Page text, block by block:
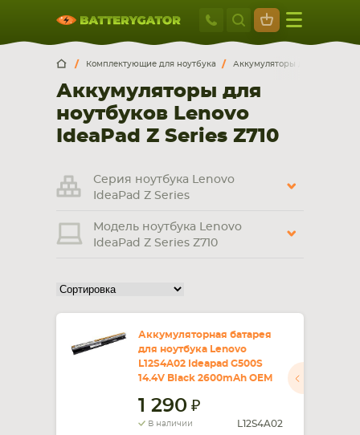
Москва
+7 495 414
Москва Санкт-Петербург
г. Москва, ул. Ткацкая, 5с3 (м. Семеновская)
5 мин. ходьбы от ст.м. “Семеновская”
+7 495 414 28 59
9:00-21:00
смартфона, планшета
Комплектующие для ноутбука Аккумуляторы для ноутбуков
Аккумуляторы для
ноутбуков Lenovo
IdeaPad Z Series Z710
Серия ноутбука Lenovo
IdeaPad Z Series
Модель ноутбука Lenovo
IdeaPad Z Series Z710
Аккумуляторная батарея
для ноутбука Lenovo
L12S4A02 Ideapad G500S
14.4V Black 2600mAh OEM
1 290
В наличии L12S4A02